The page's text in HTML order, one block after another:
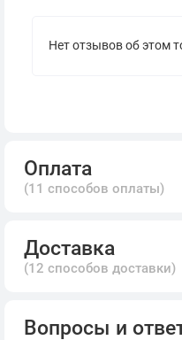
Нет отзывов об этом
Оплата
(11 способов оплаты)
Доставка
(12 способов доставки)
Вопросы и